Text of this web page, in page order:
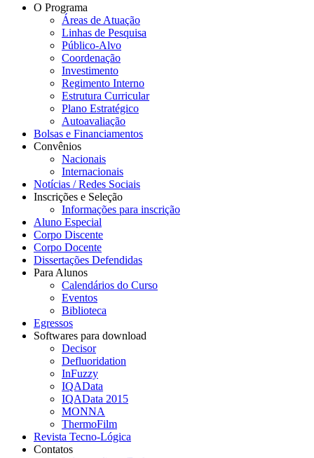
O Programa
Áreas de Atuação
Linhas de Pesquisa
Público-Alvo
Coordenação
Investimento
Regimento Interno
Estrutura Curricular
Plano Estratégico
Autoavaliação
Bolsas e Financiamentos
Convênios
Nacionais
Internacionais
Notícias / Redes Sociais
Inscrições e Seleção
Informações para inscrição
Aluno Especial
Corpo Discente
Corpo Docente
Dissertações Defendidas
Para Alunos
Calendários do Curso
Eventos
Biblioteca
Egressos
Softwares para download
Decisor
Defluoridation
InFuzzy
IQAData
IQAData 2015
MONNA
ThermoFilm
Revista Tecno-Lógica
Contatos